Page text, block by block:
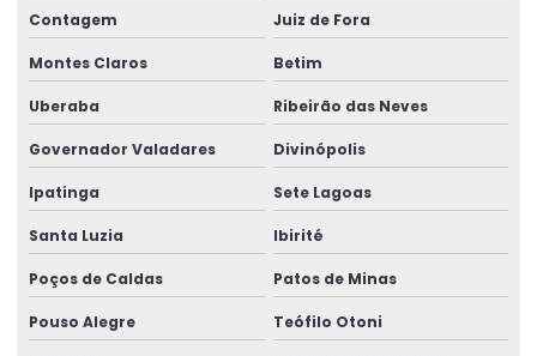
Manutenção preventiva ponte rolante rio do sul
Manutenção preventiva de ponte rolante em rs
Manutenção preventiva ponte rolante são josé dos pinhais
Manutenção preventiva de ponte rolante em sc
Manutenção preventiva de ponte rolante em sp
Manutenção preventiva em pontes rolantes
Manutenção preventiva de talha elétrica em am
Contagem Juiz de Fora
Montes Claros Betim
Uberaba Ribeirão das Neves
Governador Valadares Divinópolis
Ipatinga Sete Lagoas
Santa Luzia Ibirité
Poços de Caldas Patos de Minas
Pouso Alegre Teófilo Otoni